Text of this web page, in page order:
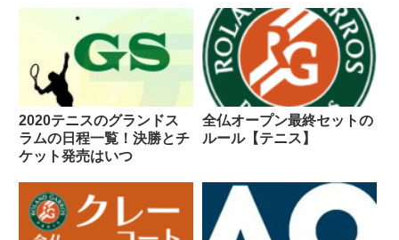
2020テニスのグランドス
ラムの日程一覧！決勝とチ
ケット発売はいつ
全仏オープン最終セットの
ルール【テニス】